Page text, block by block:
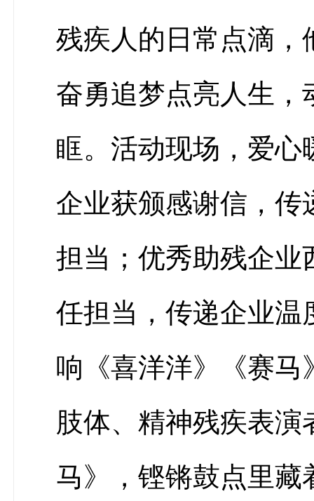
残疾人的日常点滴，
奋勇追梦点亮人生，
眶。活动现场，爱心
企业获颁感谢信，传
担当；优秀助残企业
任担当，传递企业温
响《喜洋洋》《赛马
肢体、精神残疾表
马》，铿锵鼓点里藏